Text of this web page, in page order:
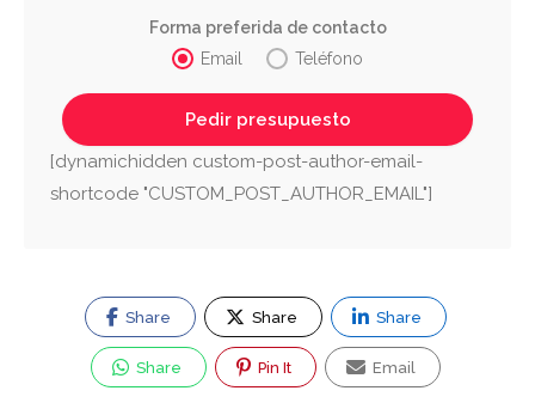
Forma preferida de contacto
Email
Teléfono
[dynamichidden custom-post-author-email-
shortcode "CUSTOM_POST_AUTHOR_EMAIL"]
Share Share Share
Share Pin It Email